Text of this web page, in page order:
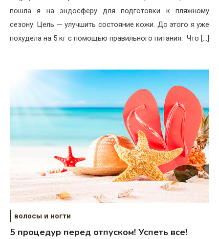
пошла я на эндосферу для подготовки к пляжному
сезону. Цель — улучшить состояние кожи. До этого я уже
похудела на 5 кг с помощью правильного питания. Что […]
волосы и ногти
5 процедур перед отпуском! Успеть все!